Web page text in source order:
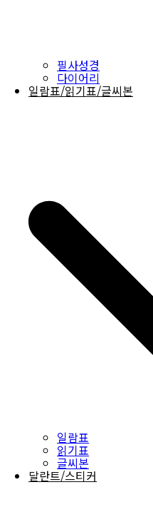
필사성경
다이어리
일람표/읽기표/글씨본
일람표
읽기표
글씨본
달란트/스티커